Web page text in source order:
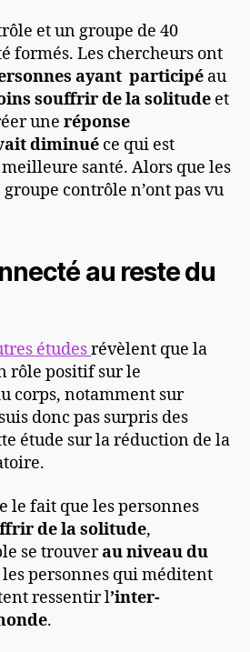
et un groupe de 40
formés. Les chercheurs ont
ayant participé au
souffrir de la solitude et
une réponse
diminué ce qui est
santé. Alors que les
contrôle n’ont pas vu
au reste du
étudesrévèlent que la
rôle positif sur le
corps, notamment sur
donc pas surpris des
étude sur la réduction de la
le fait que les personnes
de la solitude,
se trouverau niveau du
les personnes qui méditent
ressentir l’inter-
.